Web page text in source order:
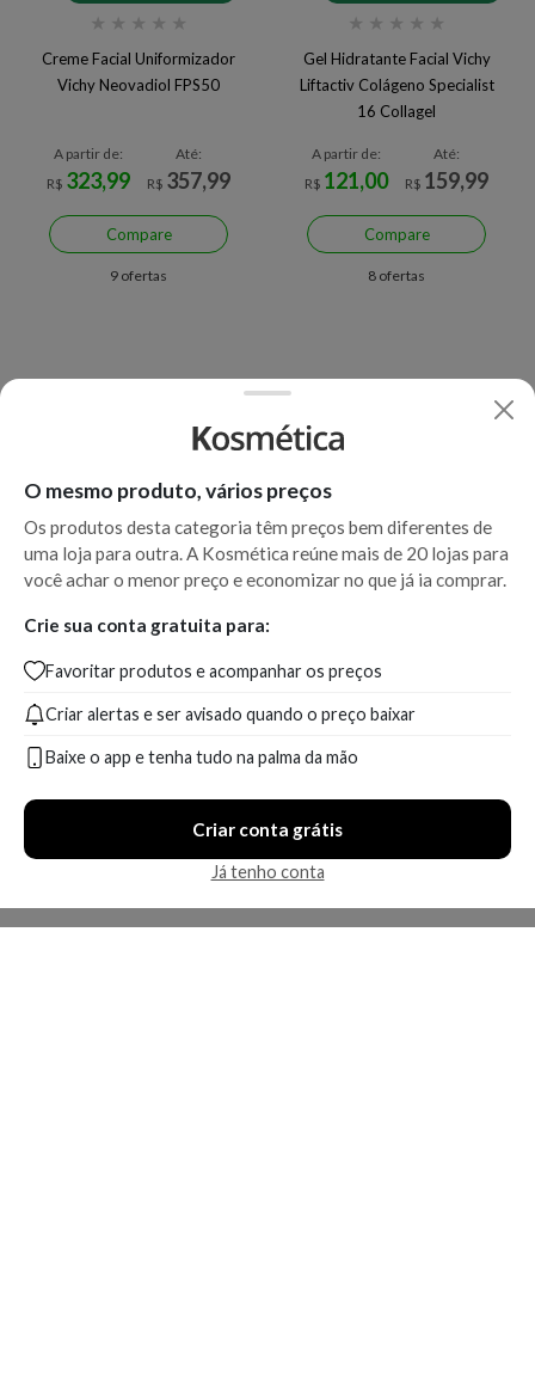
★ ★ ★ ★ ★
Creme Facial Uniformizador
Vichy Neovadiol FPS50
A partir de:
R$ 323,99
Até:
R$ 357,99
Compare
9 ofertas
★ ★ ★ ★ ★
Gel Hidratante Facial Vichy
Liftactiv Colágeno Specialist
16 Collagel
A partir de:
R$ 121,00
Até:
R$ 159,99
Compare
8 ofertas
O mesmo produto, vários preços
Os produtos desta categoria têm preços bem diferentes de
uma loja para outra. A Kosmética reúne mais de 20 lojas para
você achar o menor preço e economizar no que já ia comprar.
Crie sua conta gratuita para:
Favoritar produtos e acompanhar os preços
Criar alertas e ser avisado quando o preço baixar
Baixe o app e tenha tudo na palma da mão
Criar conta grátis
Já tenho conta